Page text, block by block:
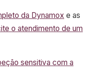
da Dynamox e as
o atendimento de um
sensitiva com a